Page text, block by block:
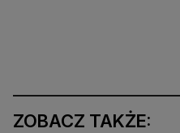
ZOBACZ TAKŻE: